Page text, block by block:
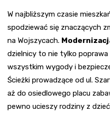
W najbliższym czasie
spodziewać się znaczących
na Wojszycach.
dzielnicy to nie tylko
wszystkim wygody i
Ścieżki prowadzące od ul.
aż do osiedlowego placu
pewno ucieszy rodziny z